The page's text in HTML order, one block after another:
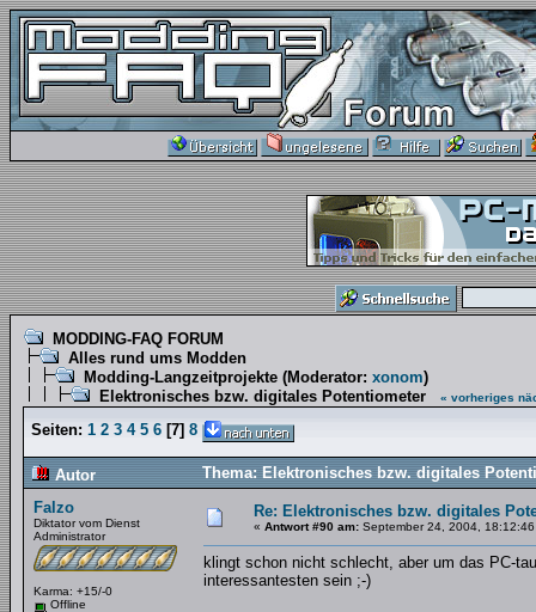
MODDING-FAQ FORUM
Alles rund ums Modden
Modding-Langzeitprojekte (Moderator: xonom)
Elektronisches bzw. digitales Potentiometer
« vorheriges
Seiten: 1 2 3 4 5 6 [7] 8
Autor
Thema: Elektronisches bzw. digitales
Falzo
Diktator vom Dienst
Administrator
Karma: +15/-0
Offline
Re: Elektronisches bzw. digitales
« Antwort #90 am: September 24, 2004,
klingt schon nicht schlecht, aber um das PC-
interessantesten sein ;-)